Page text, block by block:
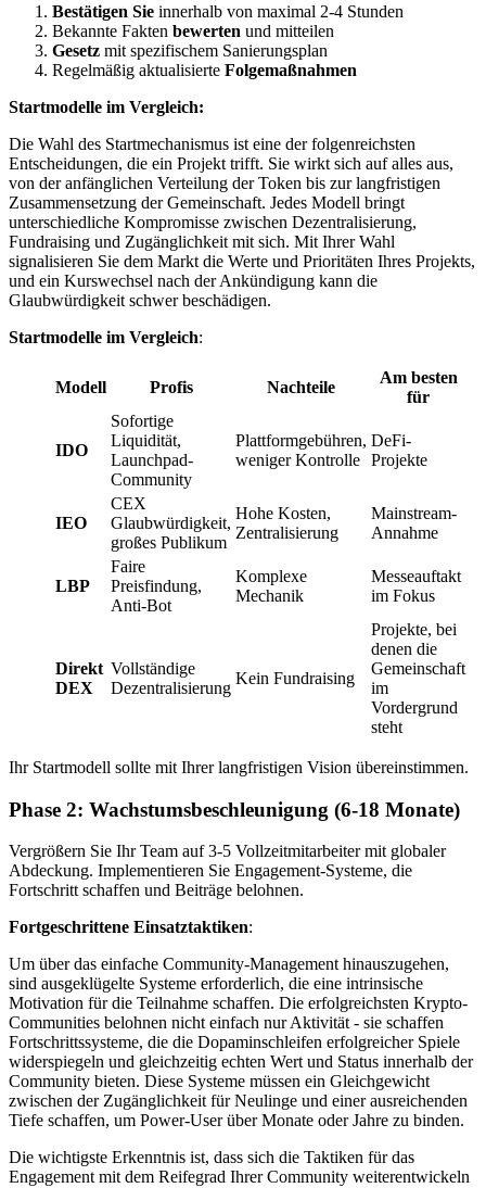
Bestätigen Sie innerhalb von maximal 2-4 Stunden
Bekannte Fakten bewerten und mitteilen
Gesetz mit spezifischem Sanierungsplan
Regelmäßig aktualisierte Folgemaßnahmen
Startmodelle im Vergleich:
Die Wahl des Startmechanismus ist eine der folgenreichsten
Entscheidungen, die ein Projekt trifft. Sie wirkt sich auf alles aus,
von der anfänglichen Verteilung der Token bis zur langfristigen
Zusammensetzung der Gemeinschaft. Jedes Modell bringt
unterschiedliche Kompromisse zwischen Dezentralisierung,
Fundraising und Zugänglichkeit mit sich. Mit Ihrer Wahl
signalisieren Sie dem Markt die Werte und Prioritäten Ihres Projekts,
und ein Kurswechsel nach der Ankündigung kann die
Glaubwürdigkeit schwer beschädigen.
Startmodelle im Vergleich:
Modell Profis Nachteile
Am besten
für
IDO
Sofortige
Liquidität,
Launchpad-
Community
Plattformgebühren,
weniger Kontrolle
DeFi-
Projekte
IEO
CEX
Glaubwürdigkeit,
großes Publikum
Hohe Kosten,
Zentralisierung
Mainstream-
Annahme
LBP
Faire
Preisfindung,
Anti-Bot
Komplexe
Mechanik
Messeauftakt
im Fokus
Direkt
DEX
Vollständige
Dezentralisierung
Kein Fundraising
Projekte, bei
denen die
Gemeinschaft
im
Vordergrund
steht
Ihr Startmodell sollte mit Ihrer langfristigen Vision übereinstimmen.
Phase 2: Wachstumsbeschleunigung (6-18 Monate)
Vergrößern Sie Ihr Team auf 3-5 Vollzeitmitarbeiter mit globaler
Abdeckung. Implementieren Sie Engagement-Systeme, die
Fortschritt schaffen und Beiträge belohnen.
Fortgeschrittene Einsatztaktiken:
Um über das einfache Community-Management hinauszugehen,
sind ausgeklügelte Systeme erforderlich, die eine intrinsische
Motivation für die Teilnahme schaffen. Die erfolgreichsten Krypto-
Communities belohnen nicht einfach nur Aktivität - sie schaffen
Fortschrittssysteme, die die Dopaminschleifen erfolgreicher Spiele
widerspiegeln und gleichzeitig echten Wert und Status innerhalb der
Community bieten. Diese Systeme müssen ein Gleichgewicht
zwischen der Zugänglichkeit für Neulinge und einer ausreichenden
Tiefe schaffen, um Power-User über Monate oder Jahre zu binden.
Die wichtigste Erkenntnis ist, dass sich die Taktiken für das
Engagement mit dem Reifegrad Ihrer Community weiterentwickeln